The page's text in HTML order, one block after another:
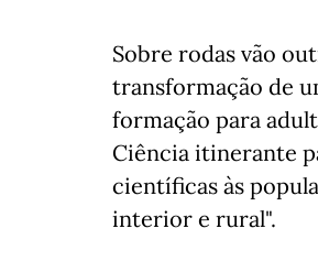
Sobre rodas vão
transformação de
formação para
Ciência itinerante
científicas às
interior e rural".